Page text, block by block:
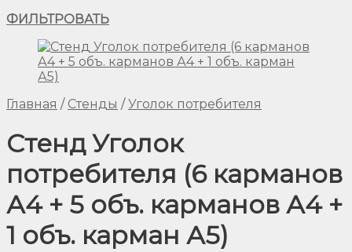
ФИЛЬТРОВАТЬ
Главная / Стенды / Уголок потребителя
Стенд Уголок
потребителя (6 карманов
А4 + 5 объ. карманов А4 +
1 объ. карман А5)